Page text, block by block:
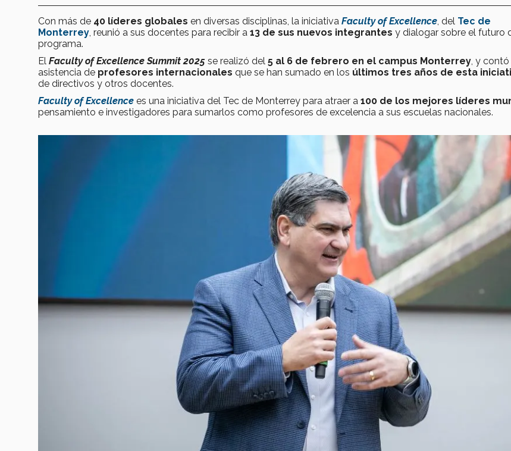
Con más de 40 líderes globales en diversas disciplinas, la iniciativa Faculty of Excellence , del Tec de
Monterrey , reunió a sus docentes para recibir a 13 de sus nuevos integrantes y dialogar sobre el futuro
programa.
El Faculty of Excellence Summit 2025 se realizó del 5 al 6 de febrero en el campus Monterrey , y
asistencia de profesores internacionales que se han sumado en los últimos tres años de esta
de directivos y otros docentes.
Faculty of Excellence es una iniciativa del Tec de Monterrey para atraer a 100 de los mejores líderes
pensamiento e investigadores para sumarlos como profesores de excelencia a sus escuelas nacionales.